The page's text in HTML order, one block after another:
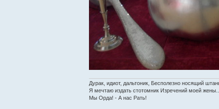
Дурак, идиот, дальтоник, Бесполезно носящий
Я мечтаю издать стотомник Изречений моей
Мы Орда! - А нас Рать!